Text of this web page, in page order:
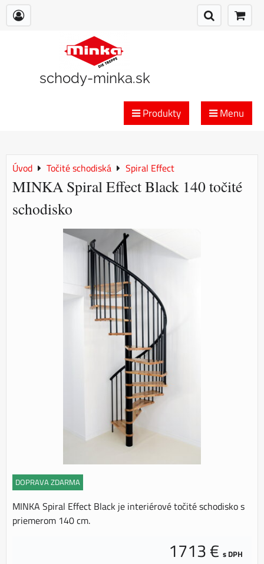
schody-minka.sk
Produkty Menu
Úvod Točité schodiská Spiral Effect
MINKA Spiral Effect Black 140 točité
schodisko
DOPRAVA ZDARMA
MINKA Spiral Effect Black je interiérové točité schodisko s
priemerom 140 cm.
1713 € s DPH